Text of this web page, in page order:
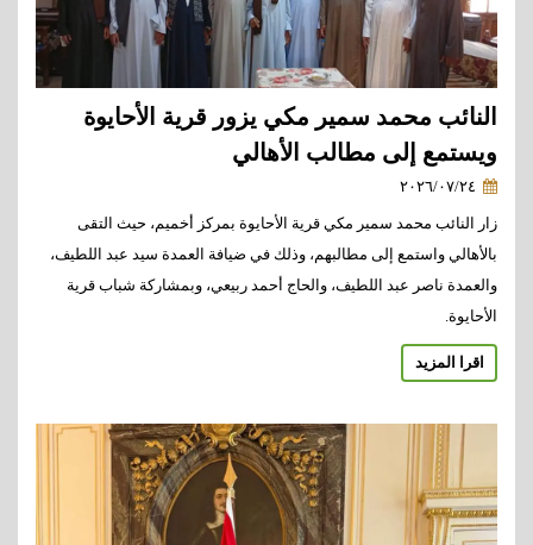
النائب محمد سمير مكي يزور قرية الأحايوة
ويستمع إلى مطالب الأهالي
زار النائب محمد سمير مكي قرية الأحايوة بمركز أخميم، حيث التقى
بالأهالي واستمع إلى مطالبهم، وذلك في ضيافة العمدة سيد عبد اللطيف،
والعمدة ناصر عبد اللطيف، والحاج أحمد ربيعي، وبمشاركة شباب قرية
الأحايوة.
اقرا المزيد